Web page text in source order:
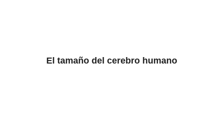
El tamaño del cerebro humano